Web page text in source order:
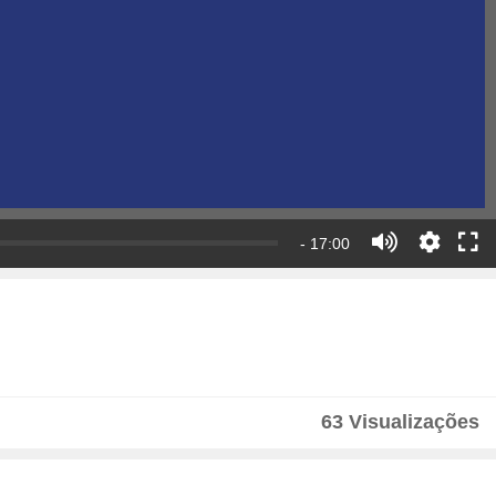
- 17:00
63 Visualizações